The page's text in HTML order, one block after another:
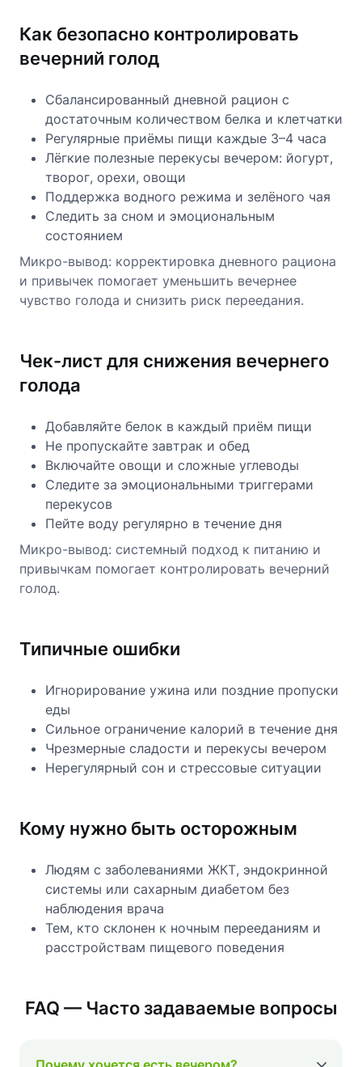
Как безопасно контролировать
вечерний голод
Сбалансированный дневной рацион с
достаточным количеством белка и клетчатки
Регулярные приёмы пищи каждые 3–4 часа
Лёгкие полезные перекусы вечером: йогурт,
творог, орехи, овощи
Поддержка водного режима и зелёного чая
Следить за сном и эмоциональным
состоянием
Микро-вывод: корректировка дневного рациона
и привычек помогает уменьшить вечернее
чувство голода и снизить риск переедания.
Чек-лист для снижения вечернего
голода
Добавляйте белок в каждый приём пищи
Не пропускайте завтрак и обед
Включайте овощи и сложные углеводы
Следите за эмоциональными триггерами
перекусов
Пейте воду регулярно в течение дня
Микро-вывод: системный подход к питанию и
привычкам помогает контролировать вечерний
голод.
Типичные ошибки
Игнорирование ужина или поздние пропуски
еды
Сильное ограничение калорий в течение дня
Чрезмерные сладости и перекусы вечером
Нерегулярный сон и стрессовые ситуации
Кому нужно быть осторожным
Людям с заболеваниями ЖКТ, эндокринной
системы или сахарным диабетом без
наблюдения врача
Тем, кто склонен к ночным перееданиям и
расстройствам пищевого поведения
FAQ — Часто задаваемые вопросы